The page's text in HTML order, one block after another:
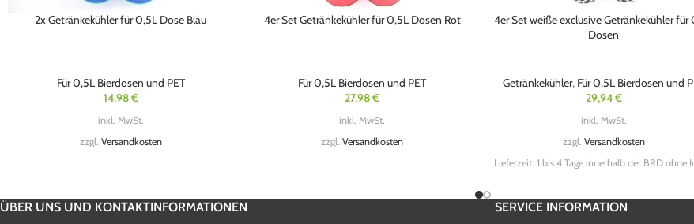
2x Getränkekühler für 0,5L Dose Blau
Für 0,5L Bierdosen und PET
14,98€
inkl. MwSt.
zzgl. Versandkosten
4er Set Getränkekühler für 0,5L Dosen Rot
Für 0,5L Bierdosen und PET
27,98€
inkl. MwSt.
zzgl.Versandkosten
4er Set weiße exclusive Getränkekühler für
Dosen
Getränkekühler, Für 0,5L Bierdosen und
29,94€
inkl. MwSt.
zzgl. Versandkosten
Lieferzeit: 1 bis 4 Tage innerhalb der BRD ohne
ÜBER UNS UND KONTAKTINFORMATIONEN SERVICE INFORMATION